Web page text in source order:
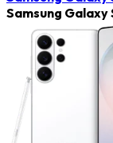
Samsung Galaxy